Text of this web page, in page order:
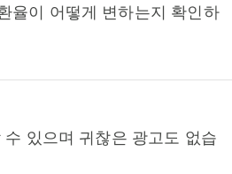
율이 어떻게 변하는지 확인하
있으며 귀찮은 광고도 없습